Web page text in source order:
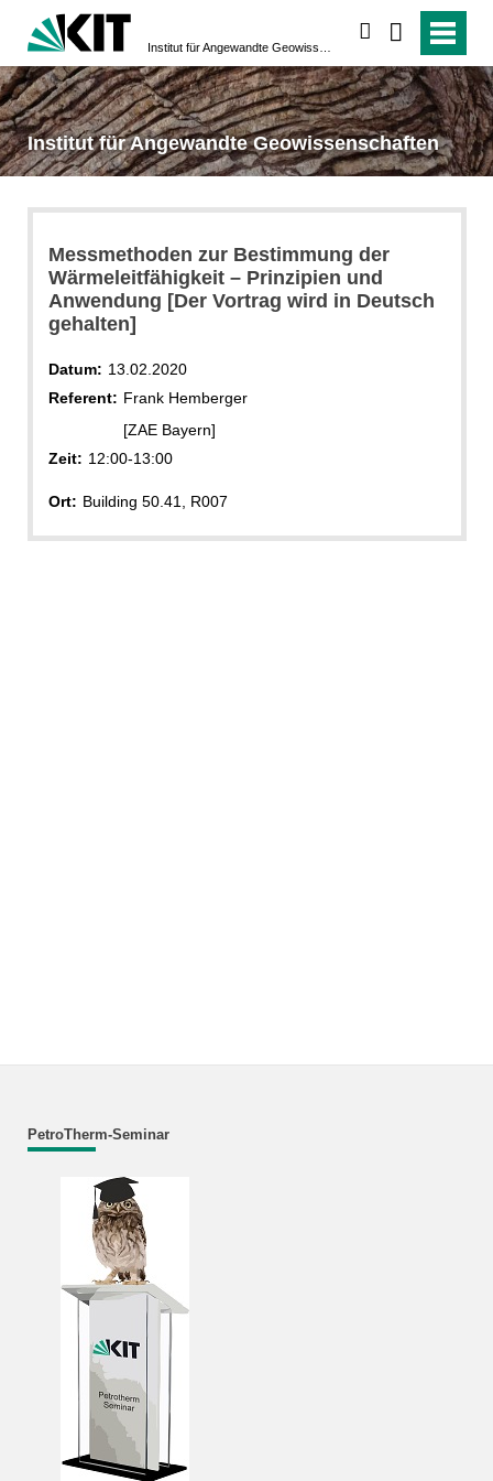
Institut für Angewandte Geowissenschaften
Messmethoden zur Bestimmung der
Wärmeleitfähigkeit – Prinzipien und
Anwendung [Der Vortrag wird in Deutsch
gehalten]
Datum: 13.02.2020
Referent: Frank Hemberger
[ZAE Bayern]
Zeit: 12:00-13:00
Ort: Building 50.41, R007
PetroTherm-Seminar